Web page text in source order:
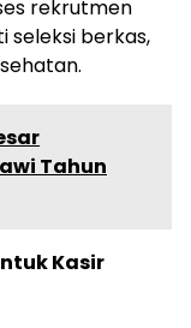
rekrutmen
seleksi berkas,
Tahun
Kasir